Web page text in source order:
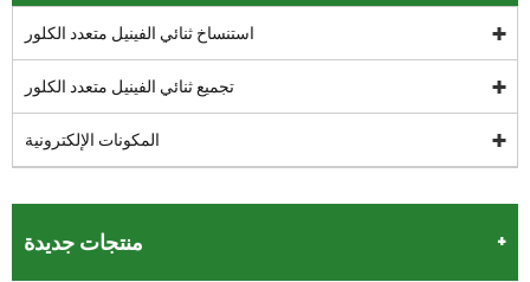
استنساخ ثنائي الفينيل متعدد الكلور
تجميع ثنائي الفينيل متعدد الكلور
المكونات الإلكترونية
منتجات جديدة